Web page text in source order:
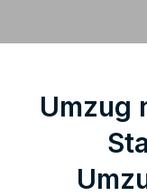
Umzug